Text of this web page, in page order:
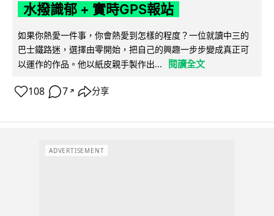
水撥識郁 + 實時GPS報站
如果你熱愛一件事，你會熱愛到怎樣的程度？一位就讀中三的
巴士鐵路迷，選擇由零開始，把自己的興趣一步步變成真正可
以運作的作品。他以紙皮親手製作出...
閱讀全文
108 7 ↗ 分享
ADVERTISEMENT